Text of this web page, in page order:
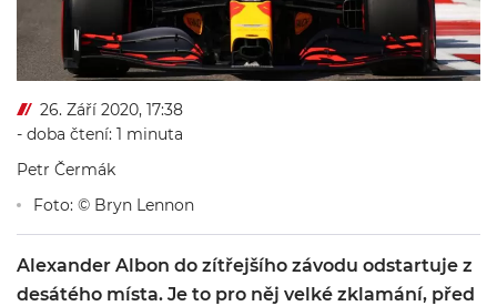
26. Září 2020, 17:38
- doba čtení: 1 minuta
Petr Čermák
Foto: © Bryn Lennon
Alexander Albon do zítřejšího závodu odstartuje z
desátého místa. Je to pro něj velké zklamání, před